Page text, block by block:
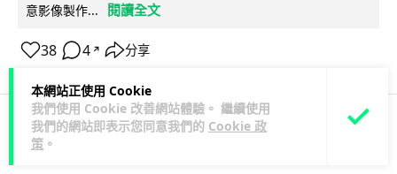
本網站正使用 Cookie
我們使用 Cookie 改善網站體驗。 繼續使用
我們的網站即表示您同意我們的 Cookie 政
策 。
意影像製作...
閱讀全文
38 4 ↗ 分享
科技娛樂